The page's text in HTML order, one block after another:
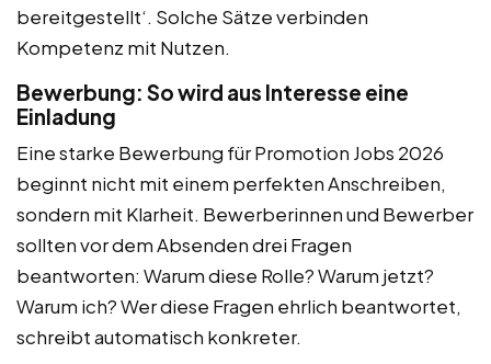
bereitgestellt‘. Solche Sätze verbinden
Kompetenz mit Nutzen.
Bewerbung: So wird aus Interesse eine
Einladung
Eine starke Bewerbung für Promotion Jobs 2026
beginnt nicht mit einem perfekten Anschreiben,
sondern mit Klarheit. Bewerberinnen und Bewerber
sollten vor dem Absenden drei Fragen
beantworten: Warum diese Rolle? Warum jetzt?
Warum ich? Wer diese Fragen ehrlich beantwortet,
schreibt automatisch konkreter.